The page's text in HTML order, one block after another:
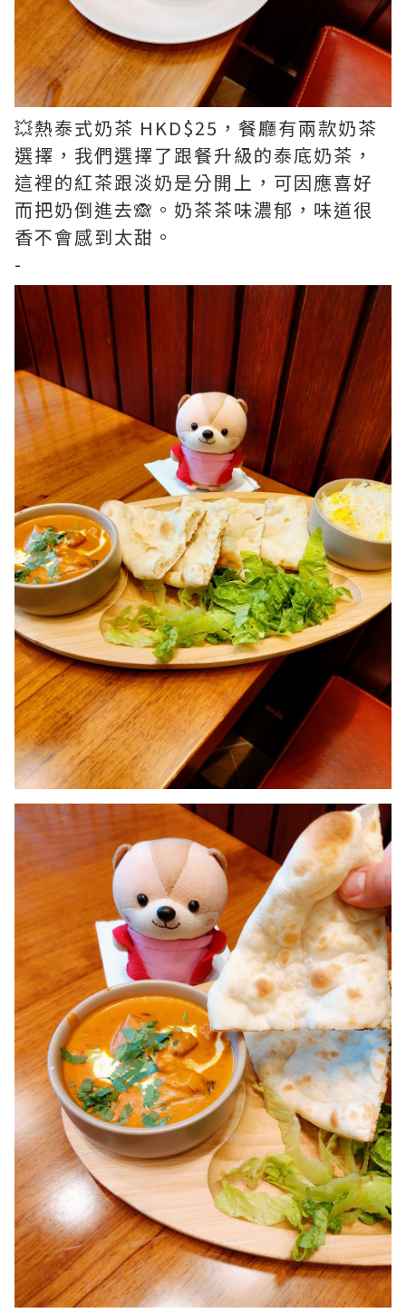
💥熱泰式奶茶 HKD$25，餐廳有兩款奶茶
選擇，我們選擇了跟餐升級的泰底奶茶，
這裡的紅茶跟淡奶是分開上，可因應喜好
而把奶倒進去🙈。奶茶茶味濃郁，味道很
香不會感到太甜。
-